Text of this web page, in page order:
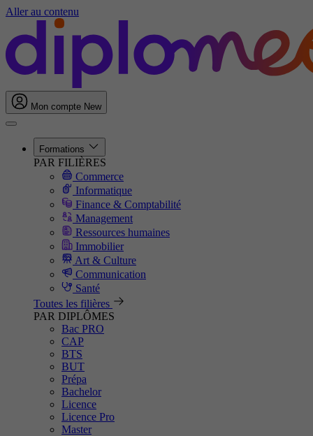
Aller au contenu
Mon compte New
Formations
PAR FILIÈRES
Commerce
Informatique
Finance & Comptabilité
Management
Ressources humaines
Immobilier
Art & Culture
Communication
Santé
Toutes les filières
PAR DIPLÔMES
Bac PRO
CAP
BTS
BUT
Prépa
Bachelor
Licence
Licence Pro
Master